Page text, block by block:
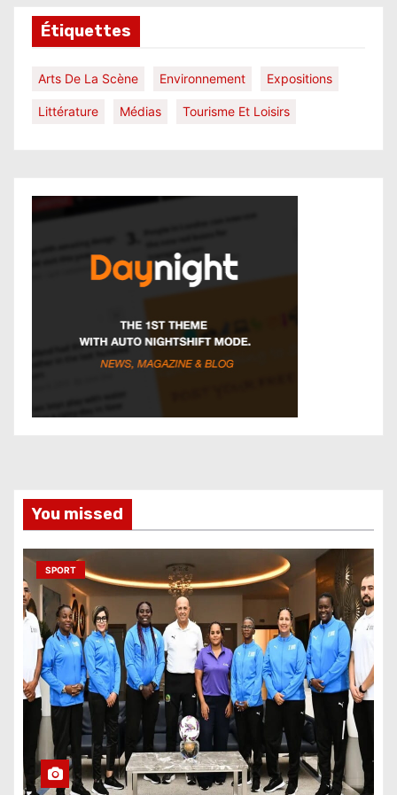
Étiquettes
Arts De La Scène Environnement Expositions
Littérature Médias Tourisme Et Loisirs
You missed
SPORT